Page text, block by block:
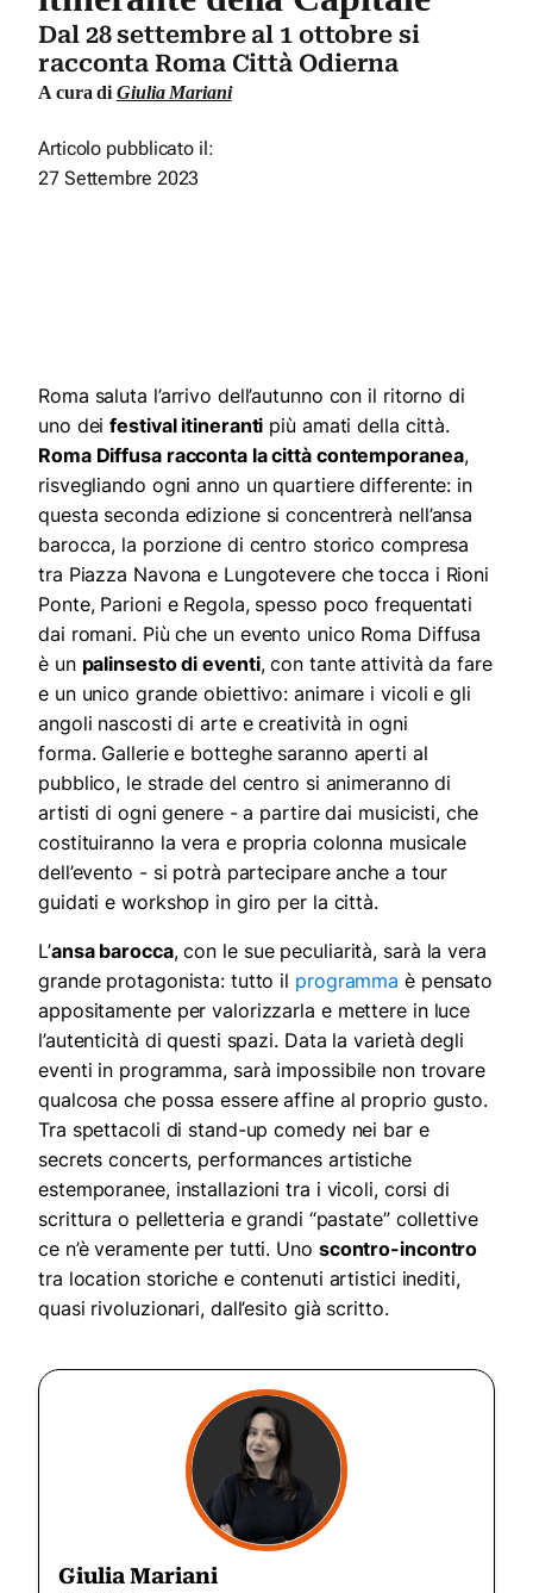
Dal 28 settembre al 1 ottobre si
racconta Roma Città Odierna
A cura di Giulia Mariani
Articolo pubblicato il:
27 Settembre 2023
Roma saluta l’arrivo dell’autunno con il ritorno di
uno deifestival itineranti più amati della città.
Roma Diffusa racconta la città contemporanea,
risvegliando ogni anno un quartiere differente: in
questa seconda edizione si concentrerà nell’ansa
barocca, la porzione di centro storico compresa
tra Piazza Navona e Lungotevere che tocca i Rioni
Ponte, Parioni e Regola, spesso poco frequentati
dai romani. Più che un evento unico Roma Diffusa
è un palinsesto di eventi, con tante attività da fare
e un unico grande obiettivo: animare i vicoli e gli
angoli nascosti di arte e creatività in ogni
forma. Gallerie e botteghe saranno aperti al
pubblico, le strade del centro si animeranno di
artisti di ogni genere - a partire dai musicisti, che
costituiranno la vera e propria colonna musicale
dell’evento - si potrà partecipare anche a tour
guidati e workshop in giro per la città.
L’ansa barocca, con le sue peculiarità, sarà la vera
grande protagonista: tutto il programma è pensato
appositamente per valorizzarla e mettere in luce
l’autenticità di questi spazi. Data la varietà degli
eventi in programma, sarà impossibile non trovare
qualcosa che possa essere affine al proprio gusto.
Tra spettacoli di stand-up comedy nei bar e
secrets concerts, performances artistiche
estemporanee, installazioni tra i vicoli, corsi di
scrittura o pelletteria e grandi “pastate” collettive
ce n’è veramente per tutti. Uno scontro-incontro
tra location storiche e contenuti artistici inediti,
quasi rivoluzionari, dall’esito già scritto.
Giulia Mariani